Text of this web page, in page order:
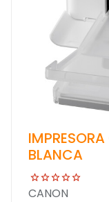
BLANCA
CANON